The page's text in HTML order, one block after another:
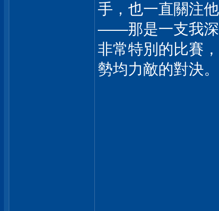
手，也一直關注
——那是一支我深
非常特別的比賽
勢均力敵的對決